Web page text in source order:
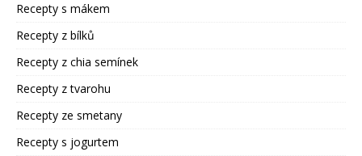
Recepty s mákem
Recepty z bílků
Recepty z chia semínek
Recepty z tvarohu
Recepty ze smetany
Recepty s jogurtem